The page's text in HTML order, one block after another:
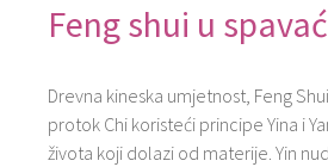
Feng shui u
Drevna kineska umjetnost, Feng
protok Chi koristeći principe Yina i
života koji dolazi od materije. Yin